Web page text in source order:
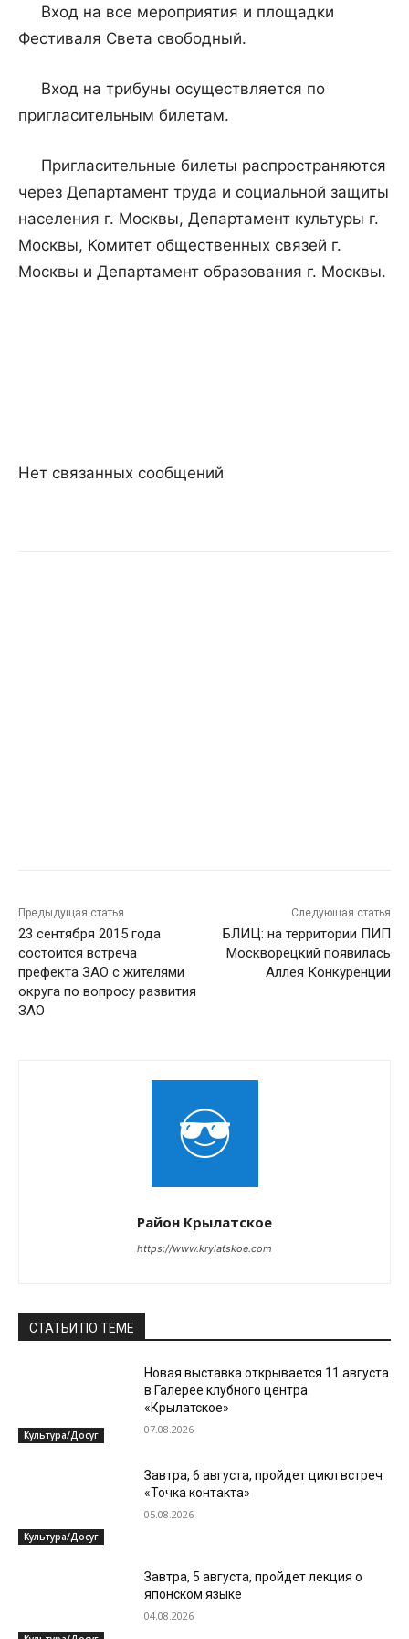
Вход на все мероприятия и площадки
Фестиваля Света свободный.
Вход на трибуны осуществляется по
пригласительным билетам.
Пригласительные билеты распространяются
через Департамент труда и социальной защиты
населения г. Москвы, Департамент культуры г.
Москвы, Комитет общественных связей г.
Москвы и Департамент образования г. Москвы.
Нет связанных сообщений
Предыдущая статья
23 сентября 2015 года
состоится встреча
префекта ЗАО с жителями
округа по вопросу развития
ЗАО
Следующая статья
БЛИЦ: на территории ПИП
Москворецкий появилась
Аллея Конкуренции
Район Крылатское
https://www.krylatskoe.com
СТАТЬИ ПО ТЕМЕ
Культура/Досуг
Новая выставка открывается 11 августа
в Галерее клубного центра
«Крылатское»
07.08.2026
Культура/Досуг
Завтра, 6 августа, пройдет цикл встреч
«Точка контакта»
05.08.2026
Завтра, 5 августа, пройдет лекция о
японском языке
04.08.2026